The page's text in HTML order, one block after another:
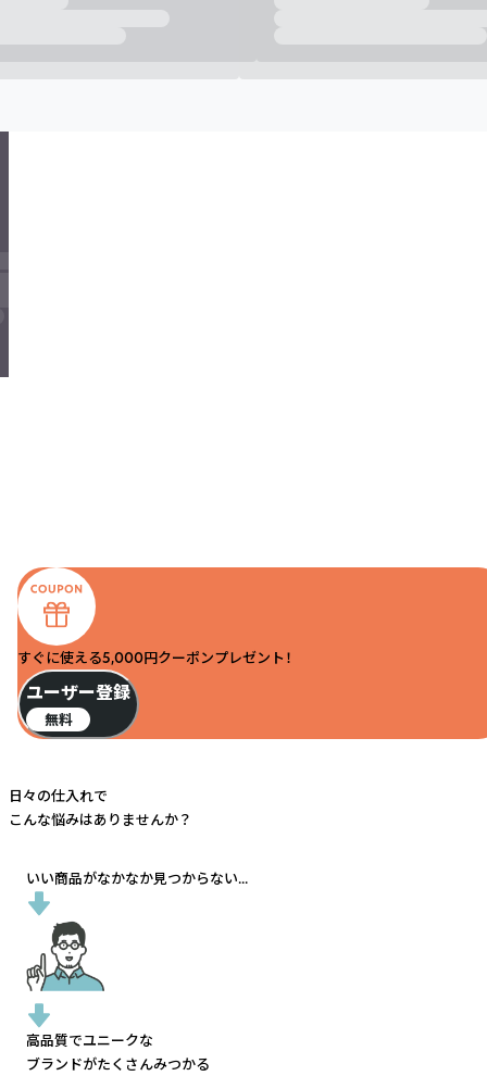
すぐに使える5,000円クーポンプレゼント！
ユーザー登録
無料
日々の仕入れで
こんな悩みはありませんか？
いい商品がなかなか見つからない...
高品質でユニークな
ブランドがたくさんみつかる